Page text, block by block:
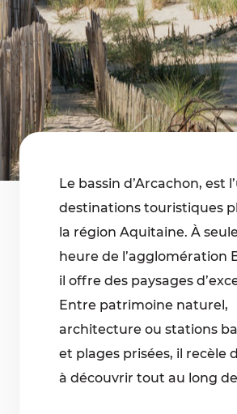
Le bassin d’Arcachon, est
destinations touristiques
la région Aquitaine. À
heure de l’agglomération
il offre des paysages
Entre patrimoine naturel,
architecture ou stations
et plages prisées, il recèle
à découvrir tout au long de